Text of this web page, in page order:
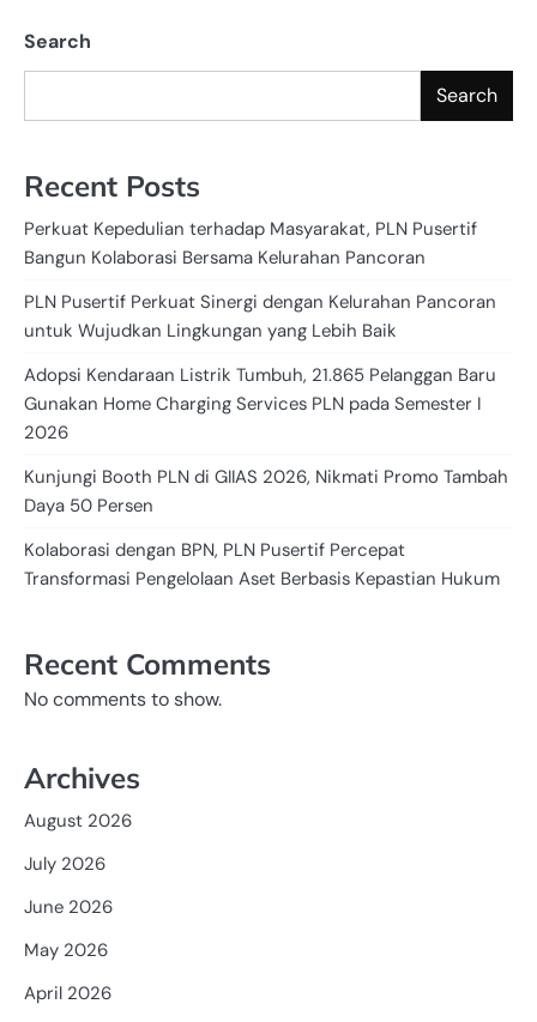
Search
Search
Recent Posts
Perkuat Kepedulian terhadap Masyarakat, PLN Pusertif
Bangun Kolaborasi Bersama Kelurahan Pancoran
PLN Pusertif Perkuat Sinergi dengan Kelurahan Pancoran
untuk Wujudkan Lingkungan yang Lebih Baik
Adopsi Kendaraan Listrik Tumbuh, 21.865 Pelanggan Baru
Gunakan Home Charging Services PLN pada Semester I
2026
Kunjungi Booth PLN di GIIAS 2026, Nikmati Promo Tambah
Daya 50 Persen
Kolaborasi dengan BPN, PLN Pusertif Percepat
Transformasi Pengelolaan Aset Berbasis Kepastian Hukum
Recent Comments
No comments to show.
Archives
August 2026
July 2026
June 2026
May 2026
April 2026